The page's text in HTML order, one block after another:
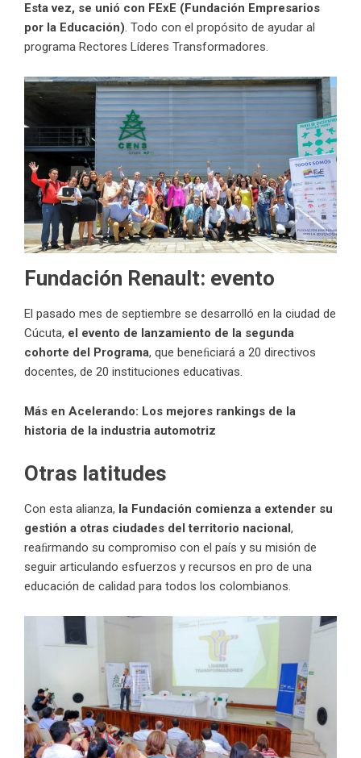
Esta vez, se unió con FExE (Fundación Empresarios
por la Educación). Todo con el propósito de ayudar al
programa Rectores Líderes Transformadores.
Fundación Renault: evento
El pasado mes de septiembre se desarrolló en la ciudad de
Cúcuta, el evento de lanzamiento de la segunda
cohorte del Programa, que beneﬁciará a 20 directivos
docentes, de 20 instituciones educativas.
Más en Acelerando: Los mejores rankings de la
historia de la industria automotriz
Otras latitudes
Con esta alianza, la Fundación comienza a extender su
gestión a otras ciudades del territorio nacional,
reaﬁrmando su compromiso con el país y su misión de
seguir articulando esfuerzos y recursos en pro de una
educación de calidad para todos los colombianos.